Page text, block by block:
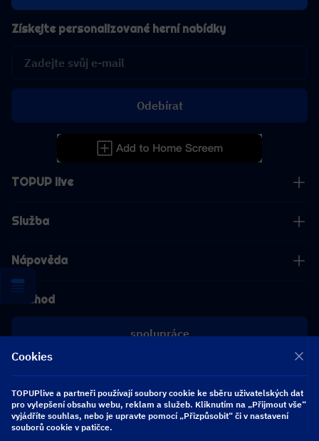
TOPUP live
Služba
Nápověda
Obchod
spolupráce
[email protected]
Získejte personalizované herní nabídky
Odebírat
Sledujte nás
Cookies
TOPUPlive a partneři používají soubory cookie ke sběru uživatelských dat
pro vylepšení obsahu webu, reklam a služeb. Kliknutím na „Přijmout vše“
vyjádříte souhlas, nebo je upravte pomocí „Přizpůsobit“ či v nastavení
souborů cookie v patičce.